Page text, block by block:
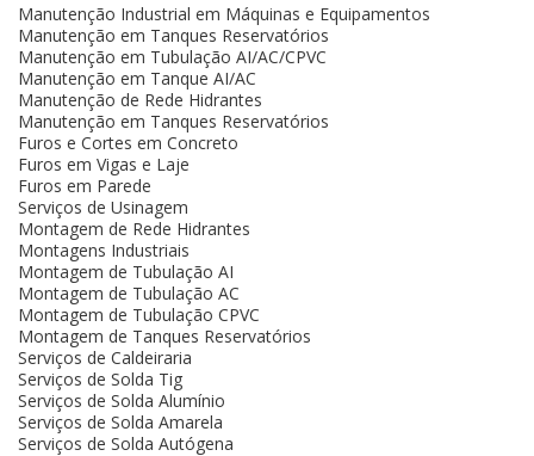
Manutenção Industrial em Máquinas e Equipamentos
Manutenção em Tanques Reservatórios
Manutenção em Tubulação AI/AC/CPVC
Manutenção em Tanque AI/AC
Manutenção de Rede Hidrantes
Manutenção em Tanques Reservatórios
Furos e Cortes em Concreto
Furos em Vigas e Laje
Furos em Parede
Serviços de Usinagem
Montagem de Rede Hidrantes
Montagens Industriais
Montagem de Tubulação AI
Montagem de Tubulação AC
Montagem de Tubulação CPVC
Montagem de Tanques Reservatórios
Serviços de Caldeiraria
Serviços de Solda Tig
Serviços de Solda Alumínio
Serviços de Solda Amarela
Serviços de Solda Autógena